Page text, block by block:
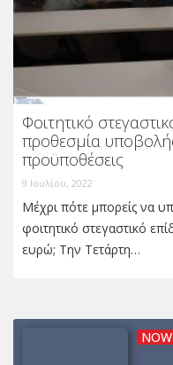
Φοιτητικό
προθεσμία
προϋποθέσεις
9 Ιουλίου, 2022
Μέχρι πότε μπορείς να
φοιτητικό στεγαστικό
ευρώ; Την Τετάρτη…